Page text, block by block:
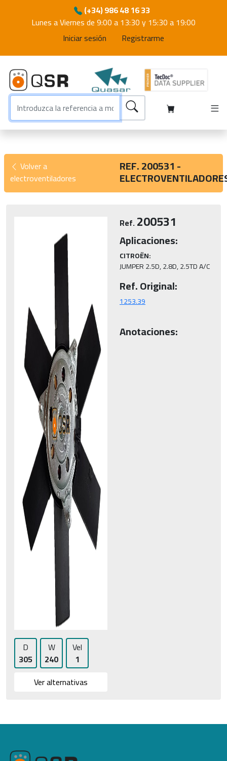
(+34) 986 48 16 33
Lunes a Viernes de 9:00 a 13:30 y 15:30 a 19:00
Iniciar sesión
Registrarme
Volver a
electroventiladores
REF. 200531 -
D
305
W
240
Vel
1
Ver alternativas
Ref.200531
Aplicaciones:
CITROËN:
JUMPER 2.5D, 2.8D, 2.5TD A/C
Ref. Original:
Anotaciones: